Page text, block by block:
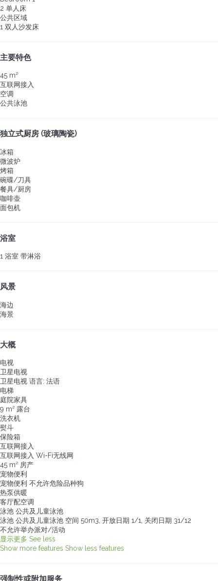
2 单人床
公共区域
1 双人沙发床
主要特色
45 m²
互联网接入
空调
公共泳池
独立式厨房 (玻璃陶瓷)
冰箱
微波炉
烤箱
碗碟/刀具
餐具/厨房
咖啡壶
面包机
浴室
1 浴室 带淋浴
风景
海边
海景
大概
电视
卫星电视
卫星电视 语言: 法语
电梯
庭院家具
9 m² 露台
洗衣机
熨斗
保险箱
互联网接入
互联网接入 Wi-Fi无线网
45 m² 房产
宠物便利
宠物便利 不允许危险品种狗
热泵供暖
客厅配空调
泳池 公共及儿童泳池
泳池 公共及儿童泳池 空间 50m3, 开放日期 1/1, 关闭日期 31/12
不允许举办派对/活动
显示更多 See less
Show more features Show less features
强制性或附加服务